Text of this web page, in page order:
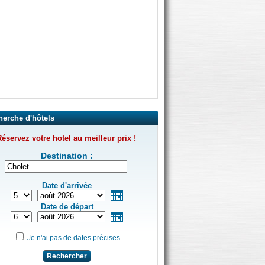
d'hôtels
votre hotel au meilleur prix !
Destination :
Date d'arrivée
Date de départ
Je n'ai pas de dates précises
Rechercher